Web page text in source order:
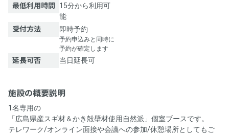
最低利用時間
15分から利用可
能
受付方法
即時予約
予約申込みと同時に
予約が確定します
延長可否 当日延長可
施設の概要説明
1名専用の
「広島県産スギ材＆かき殻壁材使用自然派」個室ブースです。
テレワーク/オンライン面接や会議への参加/休憩場所としてもご